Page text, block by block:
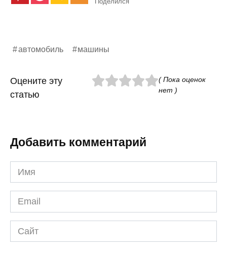
автомобиль машины
Оцените эту
статью
( Пока оценок
нет )
Добавить комментарий
Имя
*
Email
*
Сайт